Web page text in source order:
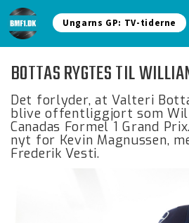
Ungarns GP: TV-tiderne
BOTTAS RYGTES TIL
Det forlyder, at Valteri
blive offentliggjort som
Canadas Formel 1 Grand
nyt for Kevin Magnussen,
Frederik Vesti.